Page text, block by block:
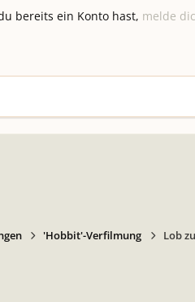
bereits ein Konto hast, melde
'Hobbit'-Verfilmung Lob